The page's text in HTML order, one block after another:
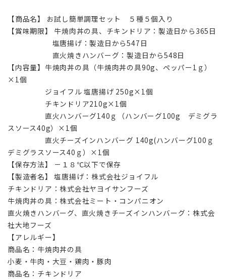
【商品名】 お試し簡単調理セット ５種５個入り
【賞味期限】 牛焼肉丼の具、チキンドリア：製造日から365日
塩唐揚げ：製造日から547日
直火焼きハンバーグ：製造日から548日
【内容量】牛焼肉丼の具（牛焼肉丼の具90g、ペッパー1ｇ）
×1個
ジョイフル 塩唐揚げ 250g×1個
チキンドリア210g×1個
直火ハンバーグ140ｇ（ハンバーグ100g デミグラ
スソース40g）×1個
直火チーズインハンバーグ 140g(ハンバーグ100ｇ
デミグラスソース40ｇ）×1個
【保存方法】 －１８℃以下で保存
【製造者名】 塩唐揚げ：株式会社ジョイフル
チキンドリア：株式会社ヤヨイサンフーズ
牛焼肉丼の具：株式会社ミート・コンパニオン
直火焼きハンバーグ、直火焼きチーズインハンバーグ：株式会
社大地フーズ
【アレルギー】
商品名：牛焼肉丼の具
小麦・牛肉・大豆・鶏肉・豚肉
商品名：チキンドリア